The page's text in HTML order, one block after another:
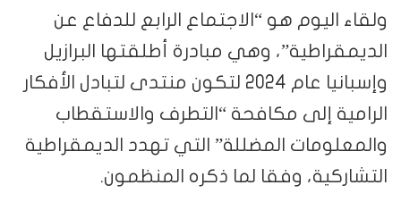
ولقاء اليوم هو “الاجتماع الرابع للدفاع عن
الديمقراطية”، وهي مبادرة أطلقتها البرازيل
وإسبانيا عام 2024 لتكون منتدى لتبادل الأفكار
الرامية إلى مكافحة “التطرف والاستقطاب
والمعلومات المضللة” التي تهدد الديمقراطية
التشاركية، وفقا لما ذكره المنظمون.